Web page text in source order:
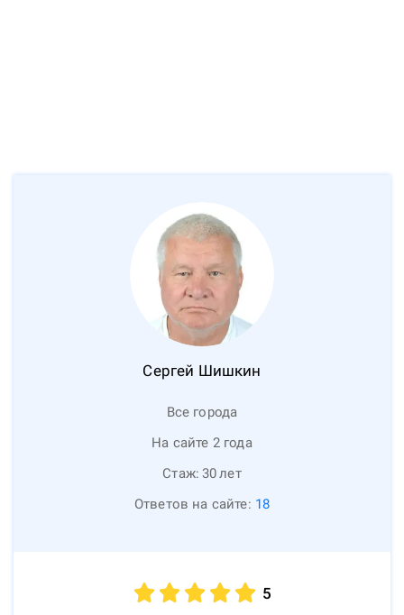
Сергей Шишкин
Все города
На сайте 2 года
Стаж: 30лет
Ответов на сайте: 18
5